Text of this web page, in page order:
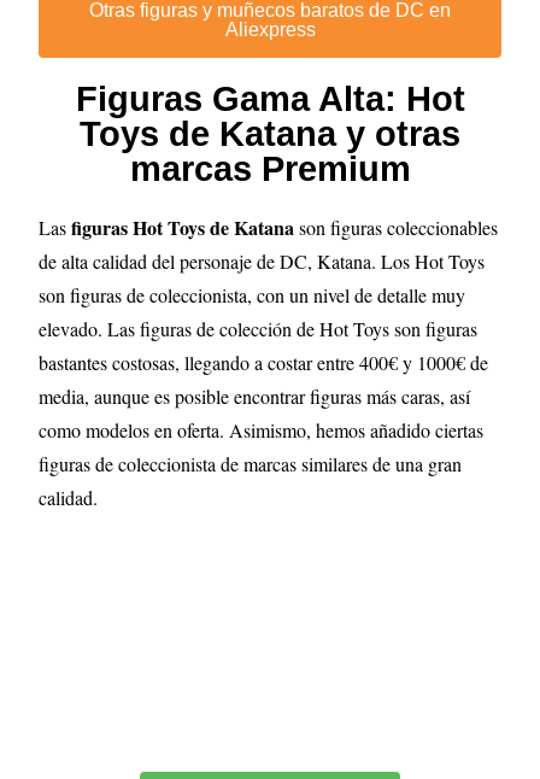
Otras figuras y muñecos baratos de DC en
Aliexpress
Figuras Gama Alta: Hot
Toys de Katana y otras
marcas Premium
Lasfiguras Hot Toys de Katanason figuras coleccionables
de alta calidad del personaje de DC, Katana. Los Hot Toys
son figuras de coleccionista, con un nivel de detalle muy
elevado. Las figuras de colección de Hot Toys son figuras
bastantes costosas, llegando a costar entre 400€ y 1000€ de
media, aunque es posible encontrar figuras más caras, así
como modelos en oferta. Asimismo, hemos añadido ciertas
figuras de coleccionista de marcas similares de una gran
calidad.